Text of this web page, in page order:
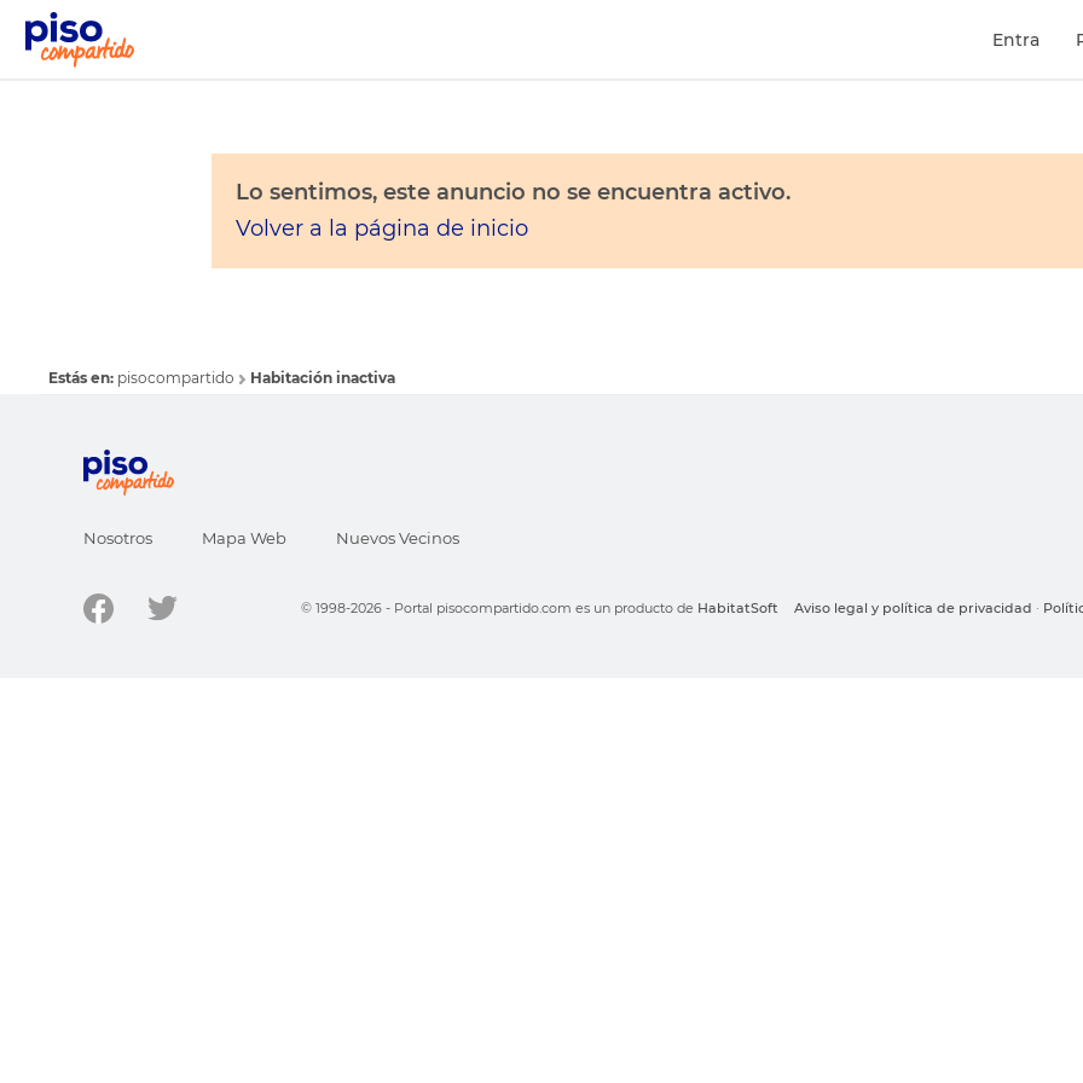
Entra
Lo sentimos, este anuncio no se encuentra activo.
Volver a la página de inicio
Estás en: pisocompartido Habitación inactiva
Nosotros Mapa Web Nuevos Vecinos
© 1998-2026 - Portal pisocompartido.com es un producto de HabitatSoft Aviso legal y política de privacidad ·